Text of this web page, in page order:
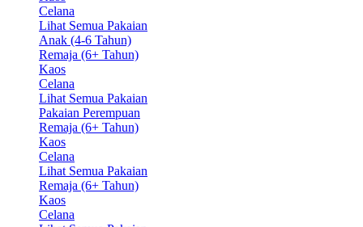
Celana
Lihat Semua Pakaian
Anak (4-6 Tahun)
Remaja (6+ Tahun)
Kaos
Celana
Lihat Semua Pakaian
Pakaian Perempuan
Remaja (6+ Tahun)
Kaos
Celana
Lihat Semua Pakaian
Remaja (6+ Tahun)
Kaos
Celana